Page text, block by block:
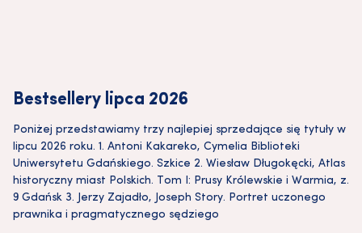
Bestsellery lipca 2026
Poniżej przedstawiamy trzy najlepiej sprzedające się tytuły w
lipcu 2026 roku. 1. Antoni Kakareko, Cymelia Biblioteki
Uniwersytetu Gdańskiego. Szkice 2. Wiesław Długokęcki, Atlas
historyczny miast Polskich. Tom I: Prusy Królewskie i Warmia, z.
9 Gdańsk 3. Jerzy Zajadło, Joseph Story. Portret uczonego
prawnika i pragmatycznego sędziego